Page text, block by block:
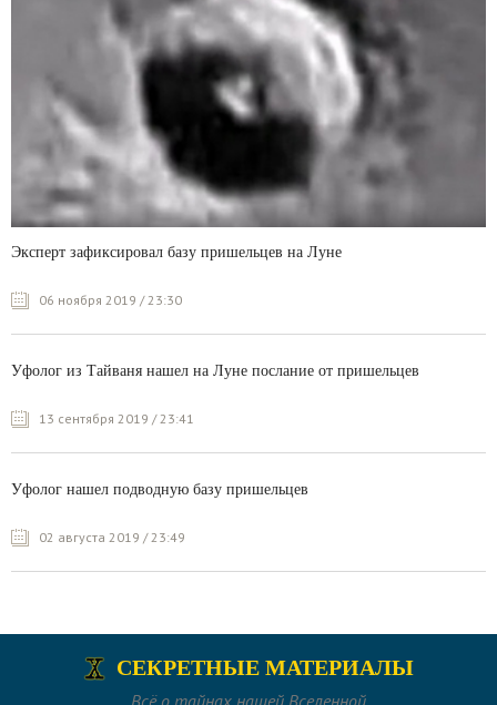
Эксперт зафиксировал базу пришельцев на Луне
06 ноября 2019 / 23:30
Уфолог из Тайваня нашел на Луне послание от пришельцев
13 сентября 2019 / 23:41
Уфолог нашел подводную базу пришельцев
02 августа 2019 / 23:49
СЕКРЕТНЫЕ МАТЕРИАЛЫ